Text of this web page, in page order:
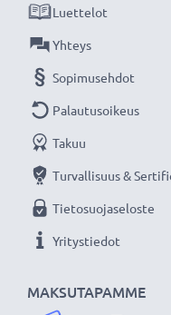
verkkokauppa, joka
siksi tarjoamme 36
MAKSUTAPAMME
Luettelot
Yhteys
Sopimusehdot
Palautusoikeus
Takuu
Turvallisuus &
Tietosuojaseloste
Yritystiedot